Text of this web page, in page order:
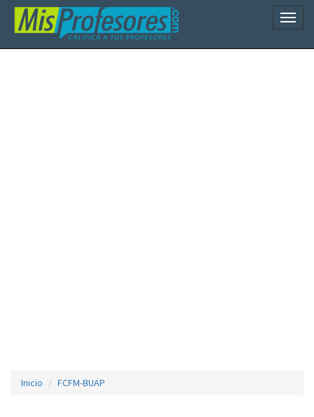
Inicio FCFM-BUAP